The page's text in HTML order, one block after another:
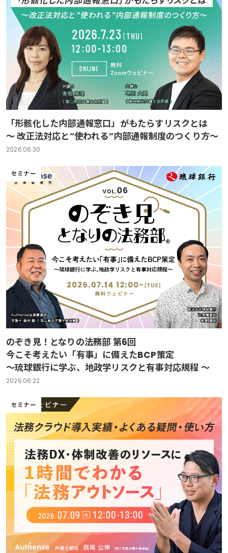
「形骸化した内部通報窓口」がもたらすリスクとは
～ 改正法対応と”使われる”内部通報制度のつくり方～
2026.06.30
セミナー
のぞき見！となりの法務部 第6回
今こそ考えたい「有事」に備えたBCP策定
～琉球銀行に学ぶ、地政学リスクと有事対応規程 ～
2026.06.22
セミナー